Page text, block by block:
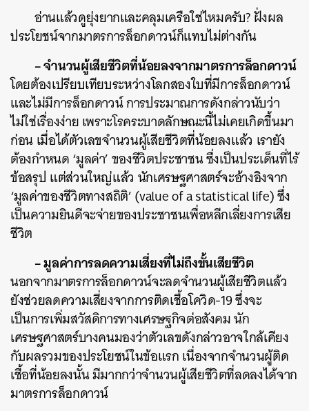
อ่านแล้วดูยุ่งยากและคลุมเครือใช่ไหมครับ? ฝั่งผล
ประโยชน์จากมาตรการล็อกดาวน์ก็แทบไม่ต่างกัน
– จำนวนผู้เสียชีวิตที่น้อยลงจากมาตรการล็อกดาวน์
โดยต้องเปรียบเทียบระหว่างโลกสองใบที่มีการล็อกดาวน์
และไม่มีการล็อกดาวน์ การประมาณการดังกล่าวนับว่า
ไม่ใช่เรื่องง่าย เพราะโรคระบาดลักษณะนี้ไม่เคยเกิดขึ้นมา
ก่อน เมื่อได้ตัวเลขจำนวนผู้เสียชีวิตที่น้อยลงแล้ว เรายัง
ต้องกำหนด ‘มูลค่า’ ของชีวิตประชาชน ซึ่งเป็นประเด็นที่ไร้
ข้อสรุป แต่ส่วนใหญ่แล้ว นักเศรษฐศาสตร์จะอ้างอิงจาก
‘มูลค่าของชีวิตทางสถิติ’ (value of a statistical life) ซึ่ง
เป็นความยินดีจะจ่ายของประชาชนเพื่อหลีกเลี่ยงการเสีย
ชีวิต
– มูลค่าการลดความเสี่ยงที่ไม่ถึงขั้นเสียชีวิต
นอกจากมาตรการล็อกดาวน์จะลดจำนวนผู้เสียชีวิตแล้ว
ยังช่วยลดความเสี่ยงจากการติดเชื้อโควิด-19 ซึ่งจะ
เป็นการเพิ่มสวัสดิการทางเศรษฐกิจต่อสังคม นัก
เศรษฐศาสตร์บางคนมองว่าตัวเลขดังกล่าวอาจใกล้เคียง
กับผลรวมของประโยชน์ในข้อแรก เนื่องจากจำนวนผู้ติด
เชื้อที่น้อยลงนั้น มีมากกว่าจำนวนผู้เสียชีวิตที่ลดลงได้จาก
มาตรการล็อกดาวน์